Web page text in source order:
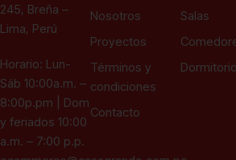
245, Breña –
Lima, Perú
Horario: Lun-
Sáb 10:00a.m. –
8:00p.pm | Dom
y feriados 10:00
a.m. – 7:00 p.p.
Nosotros
Proyectos
Términos y
condiciones
Contacto
Salas
Dormitorio